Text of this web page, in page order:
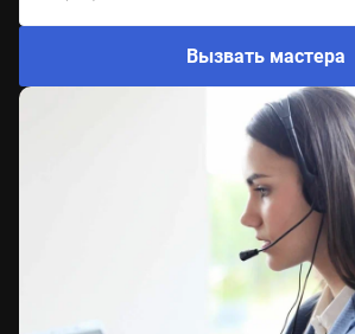
Вызвать мастера